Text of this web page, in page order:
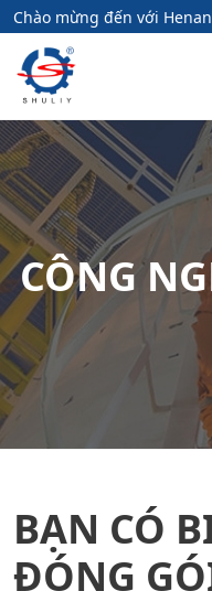
Chào mừng đến với
CÔNG
BẠN CÓ
ĐÓNG